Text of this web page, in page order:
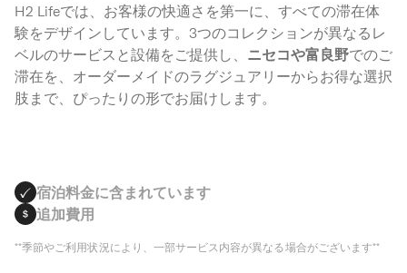
H2 Lifeでは、お客様の快適さを第一に、すべての滞在体
験をデザインしています。3つのコレクションが異なるレ
ベルのサービスと設備をご提供し、 ニセコや富良野でのご
滞在を、オーダーメイドのラグジュアリーからお得な選択
肢まで、ぴったりの形でお届けします。
宿泊料金に含まれています
追加費用
**季節やご利用状況により、一部サービス内容が異なる場合がございます**